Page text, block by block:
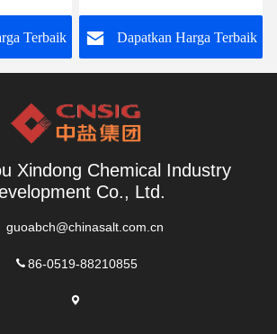
Terbaik Dapatkan Harga Terbaik
Xindong Chemical Industry
Co., Ltd.
guoabch@chinasalt.com.cn
86-0519-88210855